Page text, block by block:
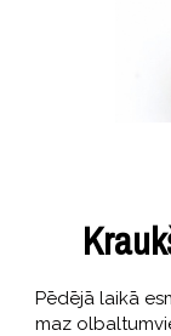
Pēdējā laikā
maz